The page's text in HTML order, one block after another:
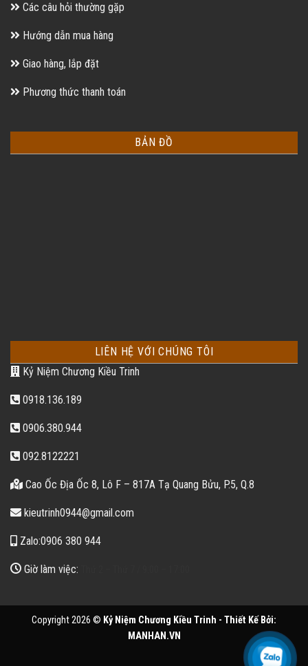
Các câu hỏi thường gặp
Hướng dẫn mua hàng
Giao hàng, lắp đặt
Phương thức thanh toán
BẢN ĐỒ
LIÊN HỆ VỚI CHÚNG TÔI
Kỷ Niệm Chương Kiều Trinh
0918.136.189
0906.380.944
092.8122221
Cao Ốc Địa Ốc 8, Lô F – 817A Tạ Quang Bửu, P.5, Q.8
kieutrinh0944@gmail.com
Zalo:0906 380 944
Giờ làm việc:
Copyright 2026 © Kỷ Niệm Chương Kiều Trinh - Thiết Kế Bởi:
MANHAN.VN